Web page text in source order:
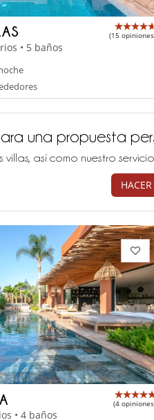
(15
• 5 baños
una propuesta
villas, así como nuestro
(4
• 4 baños